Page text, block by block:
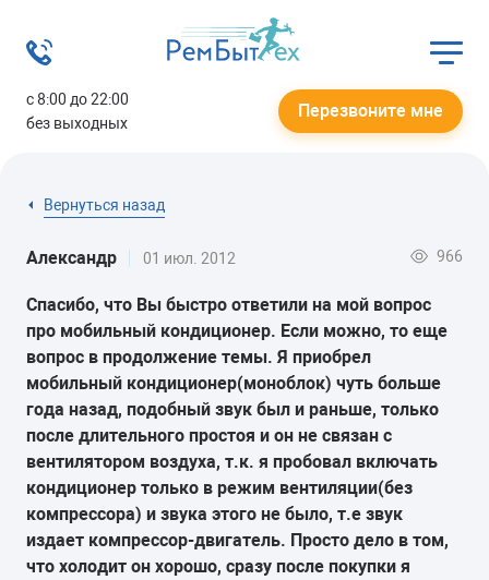
с 8:00 до 22:00
без выходных
Перезвоните мне
Вернуться назад
Александр 01 июл. 2012 966
Спасибо, что Вы быстро ответили на мой вопрос
про мобильный кондиционер. Если можно, то еще
вопрос в продолжение темы. Я приобрел
мобильный кондиционер(моноблок) чуть больше
года назад, подобный звук был и раньше, только
после длительного простоя и он не связан с
вентилятором воздуха, т.к. я пробовал включать
кондиционер только в режим вентиляции(без
компрессора) и звука этого не было, т.е звук
издает компрессор-двигатель. Просто дело в том,
что холодит он хорошо, сразу после покупки я